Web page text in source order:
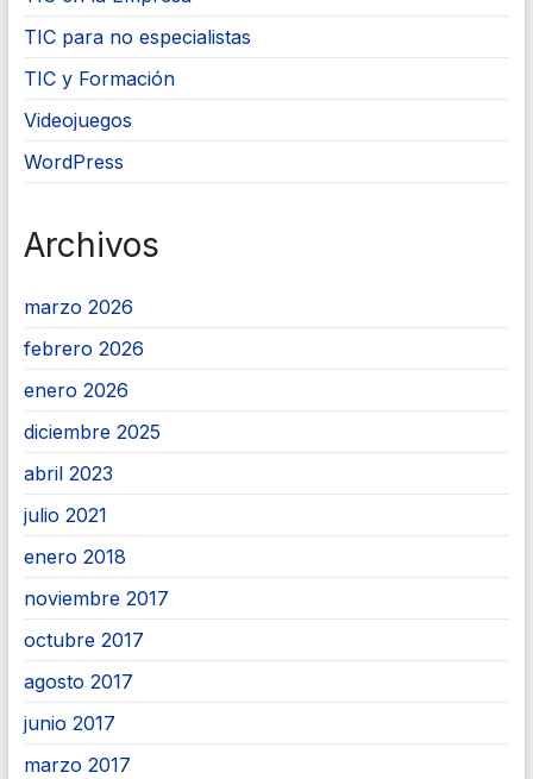
TIC para no especialistas
TIC y Formación
Videojuegos
WordPress
Archivos
marzo 2026
febrero 2026
enero 2026
diciembre 2025
abril 2023
julio 2021
enero 2018
noviembre 2017
octubre 2017
agosto 2017
junio 2017
marzo 2017